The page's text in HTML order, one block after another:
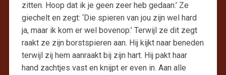
zitten. Hoop dat ik je geen zeer heb gedaan.’ Ze
giechelt en zegt: ‘Die spieren van jou zijn wel hard
ja, maar ik kom er wel bovenop.’ Terwijl ze dit zegt
raakt ze zijn borstspieren aan. Hij kijkt naar beneden
terwijl zij hem aanraakt bij zijn hart. Hij pakt haar
hand zachtjes vast en knijpt er even in. Aan alle